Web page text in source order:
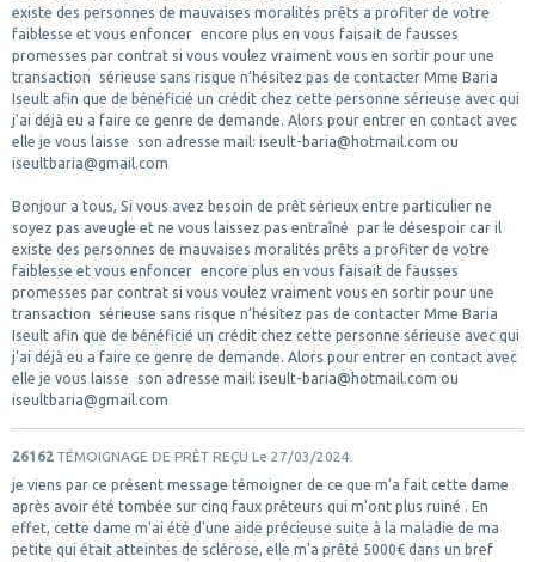
existe des personnes de mauvaises moralités prêts a profiter de votre
faiblesse et vous enfoncer encore plus en vous faisait de fausses
promesses par contrat si vous voulez vraiment vous en sortir pour une
transaction sérieuse sans risque n’hésitez pas de contacter Mme Baria
Iseult afin que de bénéficié un crédit chez cette personne sérieuse avec qui
j'ai déjà eu a faire ce genre de demande. Alors pour entrer en contact avec
elle je vous laisse son adresse mail: iseult-baria@hotmail.com ou
iseultbaria@gmail.com
Bonjour a tous, Si vous avez besoin de prêt sérieux entre particulier ne
soyez pas aveugle et ne vous laissez pas entraîné par le désespoir car il
existe des personnes de mauvaises moralités prêts a profiter de votre
faiblesse et vous enfoncer encore plus en vous faisait de fausses
promesses par contrat si vous voulez vraiment vous en sortir pour une
transaction sérieuse sans risque n’hésitez pas de contacter Mme Baria
Iseult afin que de bénéficié un crédit chez cette personne sérieuse avec qui
j'ai déjà eu a faire ce genre de demande. Alors pour entrer en contact avec
elle je vous laisse son adresse mail: iseult-baria@hotmail.com ou
iseultbaria@gmail.com
26162 TÉMOIGNAGE DE PRÊT REÇU Le 27/03/2024
je viens par ce présent message témoigner de ce que m’a fait cette dame
après avoir été tombée sur cinq faux prêteurs qui m'ont plus ruiné . En
effet, cette dame m'ai été d'une aide précieuse suite à la maladie de ma
petite qui était atteintes de sclérose, elle m'a prêté 5000€ dans un bref